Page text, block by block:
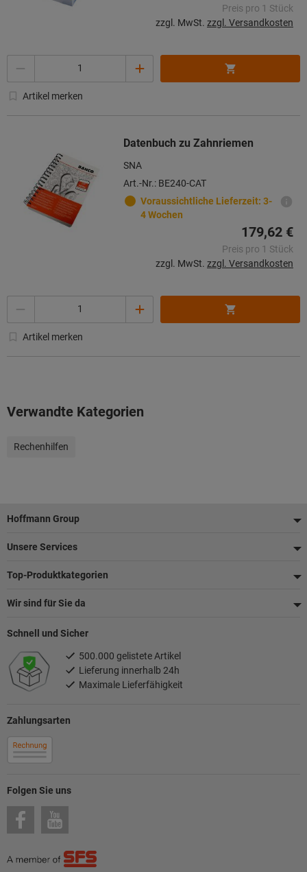
Preis pro 1 Stück
zzgl. MwSt. zzgl. Versandkosten
Artikel merken
Datenbuch zu Zahnriemen
SNA
Art.-Nr.: BE240-CAT
Voraussichtliche Lieferzeit: 3-
4 Wochen
179,62 €
Preis pro 1 Stück
zzgl. MwSt. zzgl. Versandkosten
Artikel merken
Verwandte Kategorien
Rechenhilfen
Fußzeile
Hoffmann Group
Unsere Services
Top-Produktkategorien
Wir sind für Sie da
Folgen Sie uns
Zahlungsarten
Schnell und Sicher
500.000 gelistete Artikel
Lieferung innerhalb 24h
Maximale Lieferfähigkeit